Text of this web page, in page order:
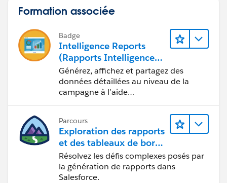
Formation associée
Badge
Intelligence Reports
(Rapports Intelligence)
pour Engagement
Générez, affichez et partagez des
données détaillées au niveau de la
campagne à l’aide
Parcours
Exploration des rapports
et des tableaux de bord
Lightning Experience
Résolvez les défis complexes posés par
la génération de rapports dans
Salesforce.